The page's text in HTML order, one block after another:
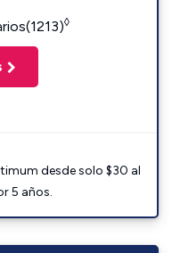
◊
desde solo $30 al
5 años.